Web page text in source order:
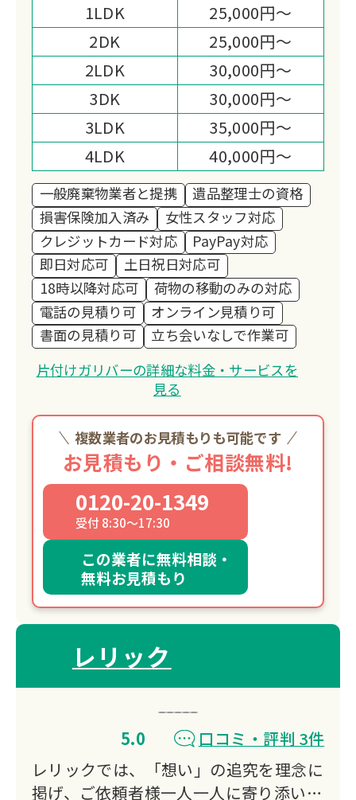
1LDK
25,000円～
2DK
25,000円～
2LDK
30,000円～
3DK
30,000円～
3LDK
35,000円～
4LDK
40,000円～
一般廃棄物業者と提携
遺品整理士の資格
損害保険加入済み
女性スタッフ対応
クレジットカード対応
PayPay対応
即日対応可
土日祝日対応可
18時以降対応可
荷物の移動のみの対応
電話の見積り可
オンライン見積り可
書面の見積り可
立ち会いなしで作業可
片付けガリバーの詳細な料金・サービスを
見る
複数業者のお見積もりも可能です
お見積もり・ご相談無料!
0120-20-1349
受付 8:30～17:30
この業者に無料相談・
無料お見積もり
レリック
5.0
口コミ・評判 3件
レリックでは、「想い」の追究を理念に
掲げ、ご依頼者様一人一人に寄り添い、